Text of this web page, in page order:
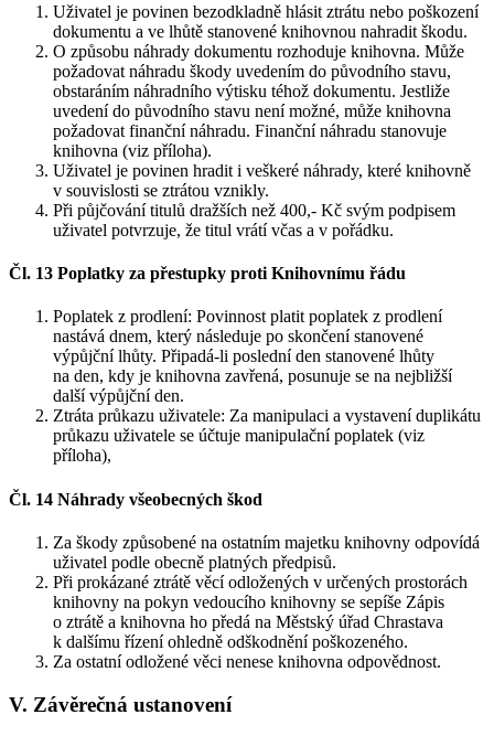
Uživatel je povinen bezodkladně hlásit ztrátu nebo poškození
dokumentu a ve lhůtě stanovené knihovnou nahradit škodu.
O způsobu náhrady dokumentu rozhoduje knihovna. Může
požadovat náhradu škody uvedením do původního stavu,
obstaráním náhradního výtisku téhož dokumentu. Jestliže
uvedení do původního stavu není možné, může knihovna
požadovat finanční náhradu. Finanční náhradu stanovuje
knihovna (viz příloha).
Uživatel je povinen hradit i veškeré náhrady, které knihovně
v souvislosti se ztrátou vznikly.
Při půjčování titulů dražších než 400,- Kč svým podpisem
uživatel potvrzuje, že titul vrátí včas a v pořádku.
Čl. 13 Poplatky za přestupky proti Knihovnímu řádu
Poplatek z prodlení: Povinnost platit poplatek z prodlení
nastává dnem, který následuje po skončení stanovené
výpůjční lhůty. Připadá-li poslední den stanovené lhůty
na den, kdy je knihovna zavřená, posunuje se na nejbližší
další výpůjční den.
Ztráta průkazu uživatele: Za manipulaci a vystavení duplikátu
průkazu uživatele se účtuje manipulační poplatek (viz
příloha),
Čl. 14 Náhrady všeobecných škod
Za škody způsobené na ostatním majetku knihovny odpovídá
uživatel podle obecně platných předpisů.
Při prokázané ztrátě věcí odložených v určených prostorách
knihovny na pokyn vedoucího knihovny se sepíše Zápis
o ztrátě a knihovna ho předá na Městský úřad Chrastava
k dalšímu řízení ohledně odškodnění poškozeného.
Za ostatní odložené věci nenese knihovna odpovědnost.
V. Závěrečná ustanovení